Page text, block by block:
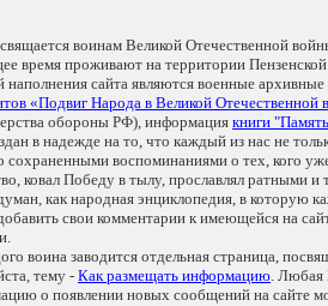
воинам Великой Отечественной
время проживают на территории
наполнения сайта являются военные
«Подвиг Народа в Великой Отечественной
обороны РФ), информация книги
в надежде на то, что каждый из нас не
сохраненными воспоминаниями о тех, кого
ковал Победу в тылу, прославлял ратными
как народная энциклопедия, в
свои комментарии к имеющейся на
воина заводится отдельная страница,
тему - Как размещать информацию. Любая
о появлении новых сообщений на сайте